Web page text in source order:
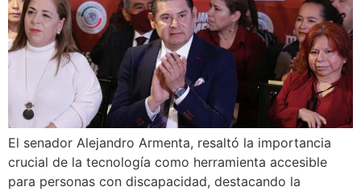
El senador Alejandro Armenta, resaltó la importancia
crucial de la tecnología como herramienta accesible
para personas con discapacidad, destacando la